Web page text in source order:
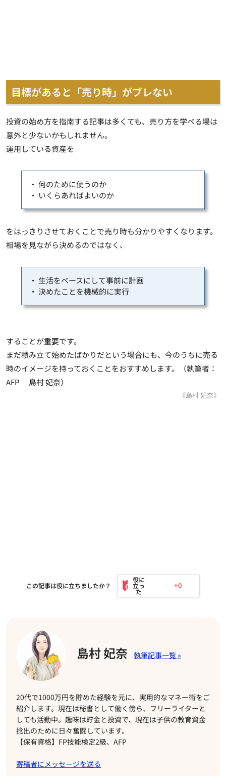
目標があると「売り時」がブレない
投資の始め方を指南する記事は多くても、売り方を学べる場は
意外と少ないかもしれません。
運用している資産を
・ 何のために使うのか
・ いくらあればよいのか
をはっきりさせておくことで売り時も分かりやすくなります。
相場を見ながら決めるのではなく、
・ 生活をベースにして事前に計画
・ 決めたことを機械的に実行
することが重要です。
まだ積み立て始めたばかりだという場合にも、今のうちに売る
時のイメージを持っておくことをおすすめします。（執筆者：
AFP 島村 妃奈）
《島村 妃奈》
この記事は役に立ちましたか？ +0
島村 妃奈
20代で1000万円を貯めた経験を元に、実用的なマネー術をご
紹介します。現在は秘書として働く傍ら、フリーライターと
しても活動中。趣味は貯金と投資で、現在は子供の教育資金
捻出のために日々奮闘しています。
【保有資格】FP技能検定2級、AFP
寄稿者にメッセージを送る